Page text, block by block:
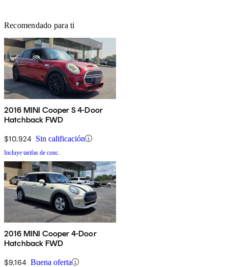
Recomendado para ti
2016 MINI Cooper S 4-Door
Hatchback FWD
$10,924 Sin calificación
Incluye tarifas de conc.
2016 MINI Cooper 4-Door
Hatchback FWD
$9,164 Buena oferta